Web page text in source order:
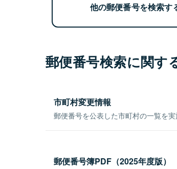
他の郵便番号を検索す
郵便番号検索に関す
市町村変更情報
郵便番号を公表した市町村の一覧を
郵便番号簿PDF（2025年度版）